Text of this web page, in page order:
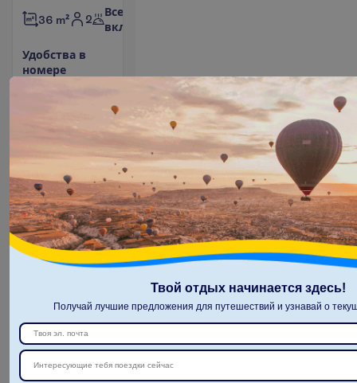
36 m² 2
Все
включено
Удобства в
номере
(индивидуальный)
Балкон или
Ванна или душ
Небольшой
холодильник
Площадь
номера 36
m²
Сейф
Набор для
чая/кофе
Туалет
Подробнее
9 н. в отеле (10 н. всего)
11.12.2026 - 21.12.2026
2569.00
€/группу
О полете
Забронироват ь
Твой отдых начинается здесь!
Получай лучшие предложения для путешествий и узнавай о
Интересующие тебя поездки сейчас